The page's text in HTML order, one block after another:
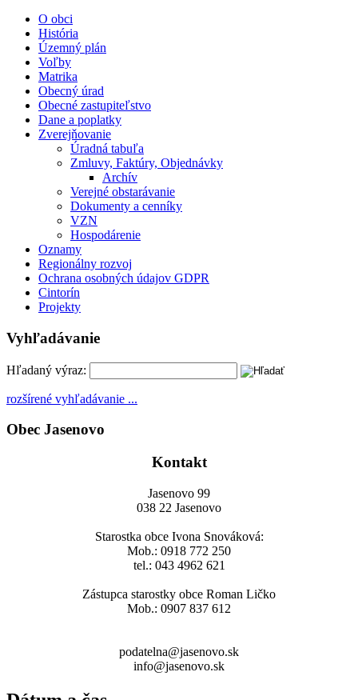
O obci
História
Územný plán
Voľby
Matrika
Obecný úrad
Obecné zastupiteľstvo
Dane a poplatky
Zverejňovanie
Úradná tabuľa
Zmluvy, Faktúry, Objednávky
Archív
Verejné obstarávanie
Dokumenty a cenníky
VZN
Hospodárenie
Oznamy
Regionálny rozvoj
Ochrana osobných údajov GDPR
Cintorín
Projekty
Vyhľadávanie
Hľadaný výraz:
rozšírené vyhľadávanie ...
Obec Jasenovo
Kontakt
Jasenovo 99
038 22 Jasenovo
Starostka obce Ivona Snováková:
Mob.: 0918 772 250
tel.: 043 4962 621
Zástupca starostky obce Roman Ličko
Mob.: 0907 837 612
podatelna@jasenovo.sk
info@jasenovo.sk